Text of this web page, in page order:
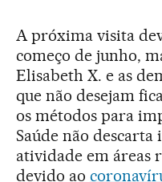
A próxima visita
começo de junho,
Elisabeth X. e as
que não desejam
os métodos para
Saúde não
atividade em áreas
devido ao